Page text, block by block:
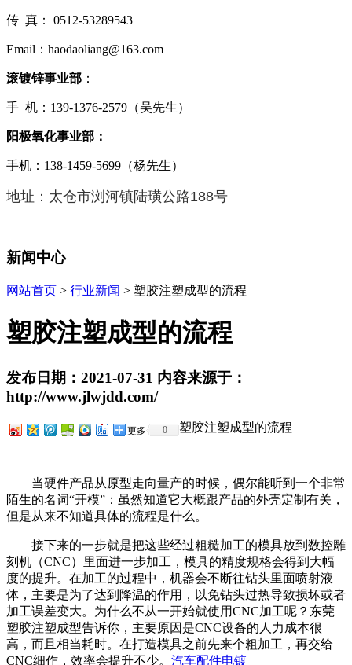
传 真： 0512-53289543
Email：haodaoliang@163.com
滚镀锌事业部 ：
手 机：139-1376-2579（吴先生）
阳极氧化事业部：
手机：138-1459-5699（杨先生）
地址：太仓市浏河镇陆璜公路188号
新闻中心
网站首页 > 行业新闻 > ​塑胶注塑成型的流程
​塑胶注塑成型的流程
发布日期：2021-07-31 内容来源于：
http://www.jlwjdd.com/
更多 0 塑胶注塑成型的流程
当硬件产品从原型走向量产的时候，偶尔能听到一个非常
陌生的名词“开模”：虽然知道它大概跟产品的外壳定制有关，
但是从来不知道具体的流程是什么。
接下来的一步就是把这些经过粗糙加工的模具放到数控雕
刻机（CNC）里面进一步加工，模具的精度规格会得到大幅
度的提升。在加工的过程中，机器会不断往钻头里面喷射液
体，主要是为了达到降温的作用，以免钻头过热导致损坏或者
加工误差变大。为什么不从一开始就使用CNC加工呢？东莞
塑胶注塑成型告诉你，主要原因是CNC设备的人力成本很
高，而且相当耗时。在打造模具之前先来个粗加工，再交给
CNC细作，效率会提升不少。 汽车配件电镀